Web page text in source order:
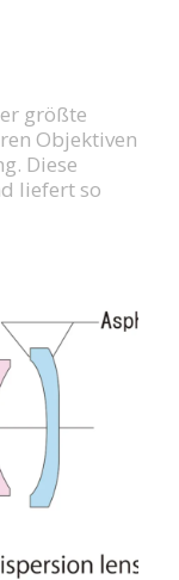
größte
Objektiven
Diese
liefert so